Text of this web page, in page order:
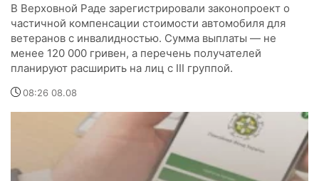
В Верховной Раде зарегистрировали законопроект о
частичной компенсации стоимости автомобиля для
ветеранов с инвалидностью. Сумма выплаты — не
менее 120 000 гривен, а перечень получателей
планируют расширить на лиц с III группой.
08:26 08.08